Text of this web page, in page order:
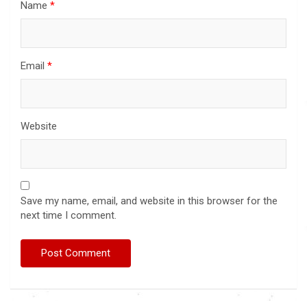
Name *
Email *
Website
Save my name, email, and website in this browser for the
next time I comment.